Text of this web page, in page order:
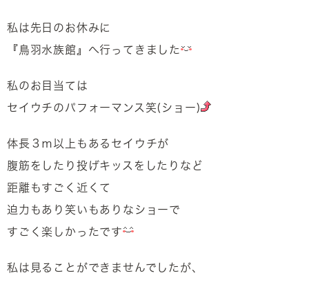
私は先日のお休みに
『鳥羽水族館』へ行ってきました
私のお目当ては
セイウチのパフォーマンス笑(ショー)
体長３ｍ以上もあるセイウチが
腹筋をしたり投げキッスをしたりなど
距離もすごく近くて
迫力もあり笑いもありなショーで
すごく楽しかったです
私は見ることができませんでしたが、